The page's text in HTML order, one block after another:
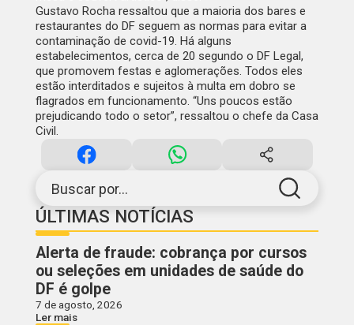
Buscar por...
ÚLTIMAS NOTÍCIAS
Alerta de fraude: cobrança por cursos
ou seleções em unidades de saúde do
DF é golpe
7 de agosto, 2026
Ler mais
Gustavo Rocha ressaltou que a maioria dos bares e
restaurantes do DF seguem as normas para evitar a
contaminação de covid-19. Há alguns
estabelecimentos, cerca de 20 segundo o DF Legal,
que promovem festas e aglomerações. Todos eles
estão interditados e sujeitos à multa em dobro se
flagrados em funcionamento. “Uns poucos estão
prejudicando todo o setor”, ressaltou o chefe da Casa
Civil.